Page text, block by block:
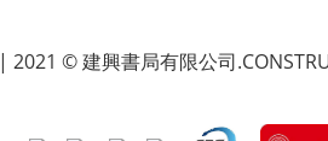
| 2021 © 建興書局有限公司